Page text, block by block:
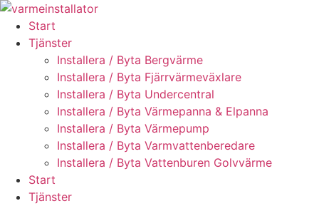
Skip
content
Start
Tjänster
Installera / Byta Bergvärme
Installera / Byta Fjärrvärmeväxlare
Installera / Byta Undercentral
Installera / Byta Värmepanna & Elpanna
Installera / Byta Värmepump
Installera / Byta Varmvattenberedare
Installera / Byta Vattenburen Golvvärme
Start
Tjänster